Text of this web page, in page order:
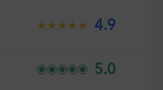
4.9
5.0